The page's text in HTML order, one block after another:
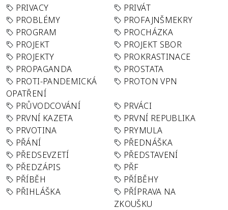
PRIVACY
PRIVÁT
PROBLÉMY
PROFAJNŠMEKRY
PROGRAM
PROCHÁZKA
PROJEKT
PROJEKT SBOR
PROJEKTY
PROKRASTINACE
PROPAGANDA
PROSTATA
PROTI-PANDEMICKÁ
OPATŘENÍ
PROTON VPN
PRŮVODCOVÁNÍ
PRVÁCI
PRVNÍ KAZETA
PRVNÍ REPUBLIKA
PRVOTINA
PRYMULA
PŘÁNÍ
PŘEDNÁŠKA
PŘEDSEVZETÍ
PŘEDSTAVENÍ
PŘEDZÁPIS
PŘF
PŘÍBĚH
PŘÍBĚHY
PŘIHLÁŠKA
PŘÍPRAVA NA
ZKOUŠKU